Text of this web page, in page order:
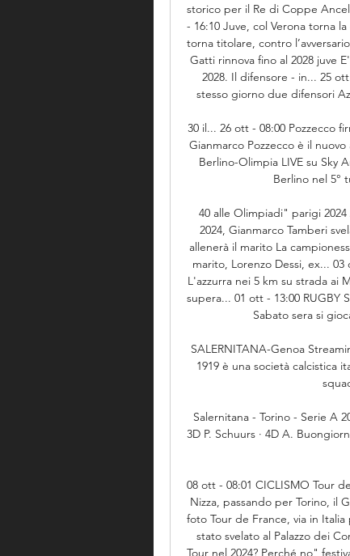
storico per il Re di Coppe
- 16:10 Juve, col Verona torna
torna titolare, contro
Gatti rinnova fino al 2028 juve
2028. Il difensore - in... 25
stesso giorno due difensori
30 il... 26 ott - 08:00 Pozzecco
Gianmarco Pozzecco è il
Berlino-Olimpia LIVE su Sky
Berlino nel 5°
40 alle Olimpiadi" parigi
2024, Gianmarco Tamberi
allenerà il marito La
marito, Lorenzo Dessi, ex...
L'azzurra nei 5 km su strada ai
supera... 01 ott - 13:00
Sabato sera si
SALERNITANA-Genoa
1919 è una società calcistica
Salernitana - Torino - Serie A
3D P. Schuurs · 4D A.
08 ott - 08:01 CICLISMO Tour
Nizza, passando per Torino, il
foto Tour de France, via in
stato svelato al Palazzo dei
Tour nel 2024? Perché no"